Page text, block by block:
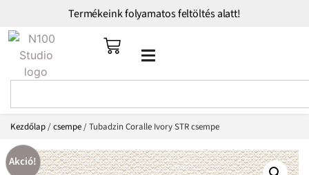
Termékeink folyamatos feltöltés alatt!
Kezdőlap/csempe/ Tubadzin Coralle Ivory STR csempe
Akció!